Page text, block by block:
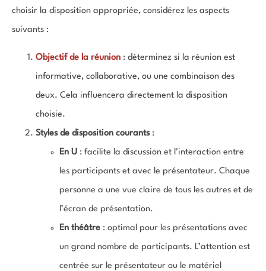
choisir la disposition appropriée, considérez les aspects
suivants :
Objectif de la réunion : déterminez si la réunion est
informative, collaborative, ou une combinaison des
deux. Cela influencera directement la disposition
choisie.
Styles de disposition courants:
En U : facilite la discussion et l’interaction entre
les participants et avec le présentateur. Chaque
personne a une vue claire de tous les autres et de
l’écran de présentation.
En théâtre : optimal pour les présentations avec
un grand nombre de participants. L’attention est
centrée sur le présentateur ou le matériel